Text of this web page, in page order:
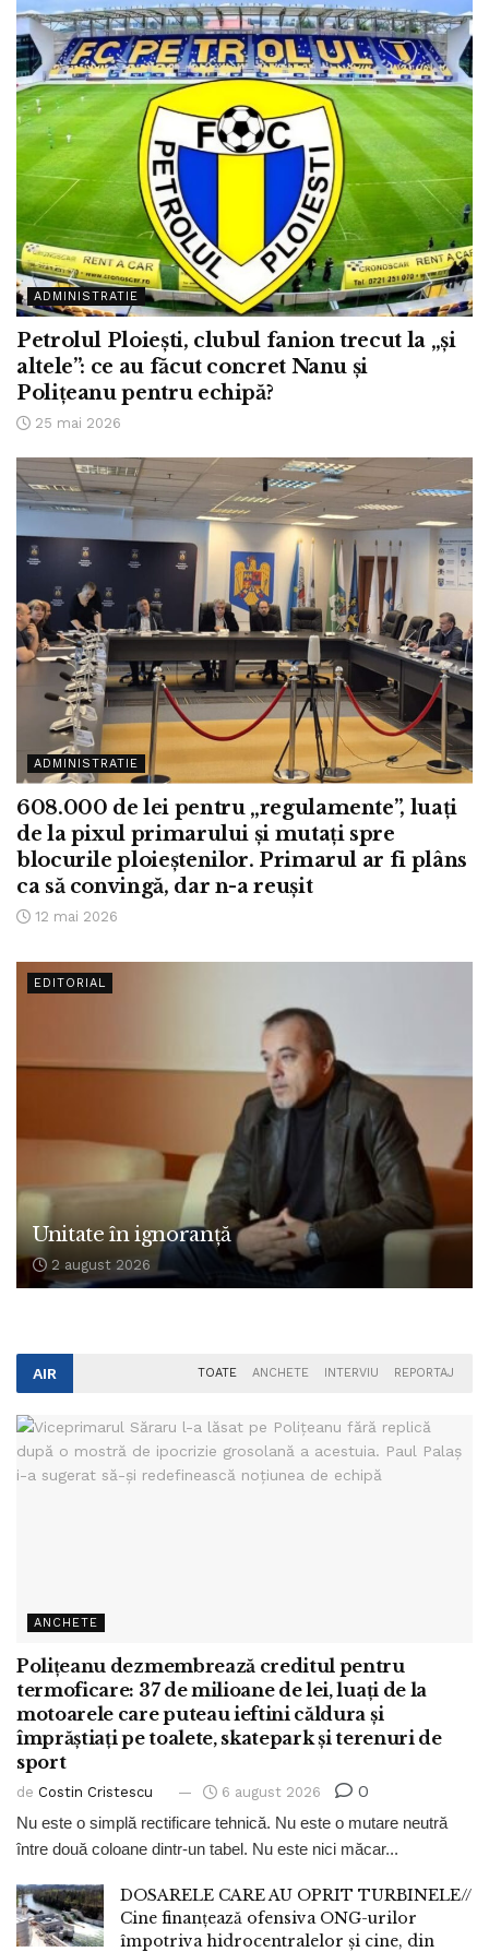
ADMINISTRATIE
Petrolul Ploiești, clubul fanion trecut la „și
altele”: ce au făcut concret Nanu și
Polițeanu pentru echipă?
25 mai 2026
ADMINISTRATIE
608.000 de lei pentru „regulamente”, luați
de la pixul primarului și mutați spre
blocurile ploieștenilor. Primarul ar fi plâns
ca să convingă, dar n-a reușit
12 mai 2026
EDITORIAL
Unitate în ignoranță
2 august 2026
AIR TOATE ANCHETE INTERVIU REPORTAJ
ANCHETE
Polițeanu dezmembrează creditul pentru
termoficare: 37 de milioane de lei, luați de la
motoarele care puteau ieftini căldura și
împrăștiați pe toalete, skatepark și terenuri de
sport
de Costin Cristescu 6 august 2026 0
Nu este o simplă rectificare tehnică. Nu este o mutare neutră
între două coloane dintr-un tabel. Nu este nici măcar...
DOSARELE CARE AU OPRIT TURBINELE//
Cine finanțează ofensiva ONG-urilor
împotriva hidrocentralelor și cine, din